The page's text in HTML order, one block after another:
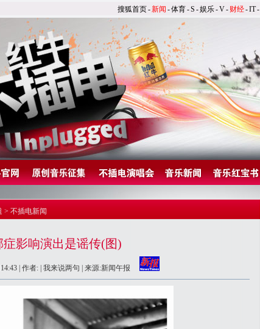
搜狐首页-新闻 -体育-S -娱乐-V- 财经-IT-
> 不插电新闻
影响演出是谣传(图)
| 作者: | 我来说两句 | 来源:新闻午报